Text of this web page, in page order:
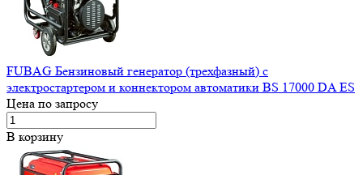
FUBAG Бензиновый генератор (трехфазный) с
электростартером и коннектором автоматики BS 17000 DA ES
Цена по запросу
В корзину